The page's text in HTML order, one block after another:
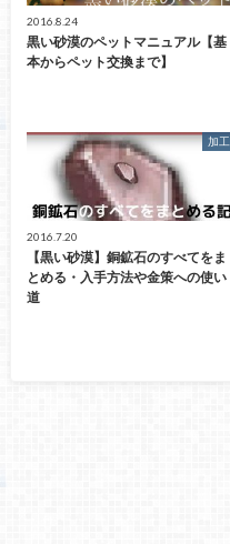
2016.8.24
黒い砂漠のペットマニュアル【基
本からペット交換まで】
加工
2016.7.20
【黒い砂漠】銅鉱石のすべてをま
とめる・入手方法や金策への使い
道